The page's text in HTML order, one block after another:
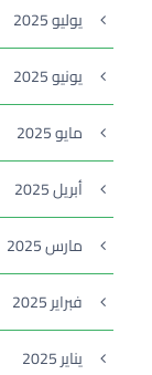
يوليو 2025
يونيو 2025
مايو 2025
أبريل 2025
مارس 2025
فبراير 2025
يناير 2025